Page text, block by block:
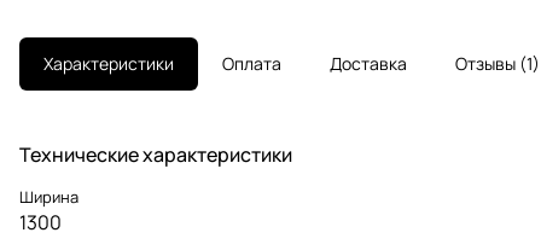
Характеристики Оплата Доставка Отзывы 1
Технические характеристики
Ширина
1300